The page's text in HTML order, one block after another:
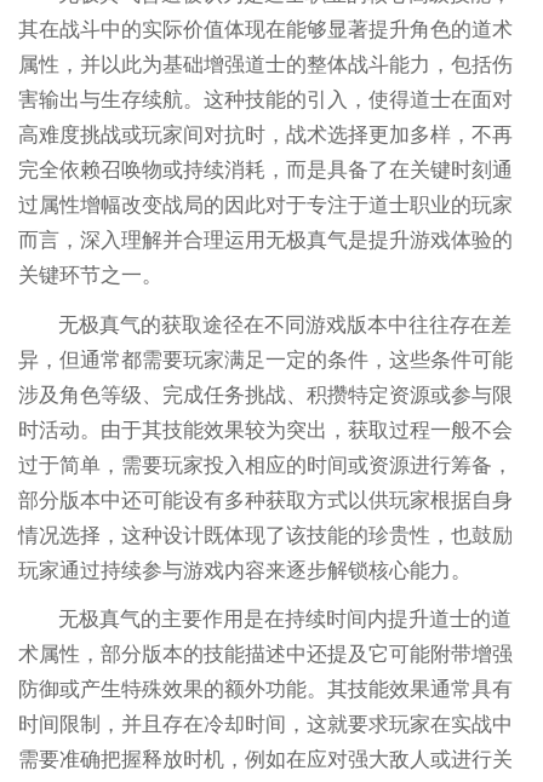
其在战斗中的实际价值体现在能够显著提升角色的道术
属性，并以此为基础增强道士的整体战斗能力，包括伤
害输出与生存续航。这种技能的引入，使得道士在面对
高难度挑战或玩家间对抗时，战术选择更加多样，不再
完全依赖召唤物或持续消耗，而是具备了在关键时刻通
过属性增幅改变战局的因此对于专注于道士职业的玩家
而言，深入理解并合理运用无极真气是提升游戏体验的
关键环节之一。
无极真气的获取途径在不同游戏版本中往往存在差
异，但通常都需要玩家满足一定的条件，这些条件可能
涉及角色等级、完成任务挑战、积攒特定资源或参与限
时活动。由于其技能效果较为突出，获取过程一般不会
过于简单，需要玩家投入相应的时间或资源进行筹备，
部分版本中还可能设有多种获取方式以供玩家根据自身
情况选择，这种设计既体现了该技能的珍贵性，也鼓励
玩家通过持续参与游戏内容来逐步解锁核心能力。
无极真气的主要作用是在持续时间内提升道士的道
术属性，部分版本的技能描述中还提及它可能附带增强
防御或产生特殊效果的额外功能。其技能效果通常具有
时间限制，并且存在冷却时间，这就要求玩家在实战中
需要准确把握释放时机，例如在应对强大敌人或进行关